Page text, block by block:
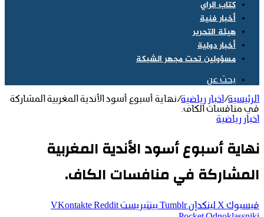
كتاب الراي
أخبار فنية
هيئة التحرير
أخبار دولية
مسؤولين تحت مجهر الشبكة
بحث عن
الرئيسية/ اخبار رياضية/نهاية أسبوع أسود الأندية المغربية المشاركة
في منافسات الكاف.
اخبار رياضية
نهاية أسبوع أسود الأندية المغربية
المشاركة في منافسات الكاف.
فيسبوك‫X لينكدإن بينتيريست